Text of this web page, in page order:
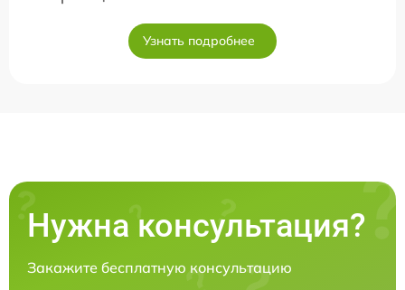
Узнать подробнее
Нужна консультация?
Закажите бесплатную консультацию